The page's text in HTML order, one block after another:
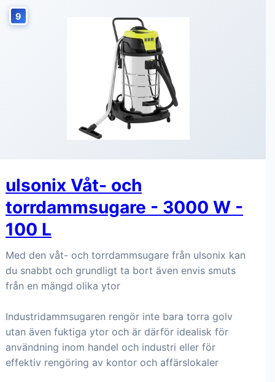
9
ulsonix Våt- och
torrdammsugare - 3000 W -
100 L
Med den våt- och torrdammsugare från ulsonix kan
du snabbt och grundligt ta bort även envis smuts
från en mängd olika ytor
Industridammsugaren rengör inte bara torra golv
utan även fuktiga ytor och är därför idealisk för
användning inom handel och industri eller för
effektiv rengöring av kontor och affärslokaler